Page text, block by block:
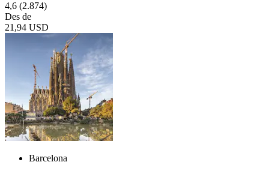
4,6 (2.874)
Des de
21,94 USD
Barcelona